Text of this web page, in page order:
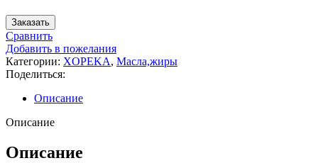
Заказать
Сравнить
Добавить в пожелания
Категории: XOPEKA, Масла,жиры
Поделиться:
Описание
Описание
Описание